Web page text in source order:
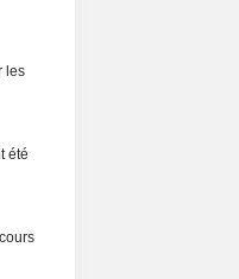
les
été